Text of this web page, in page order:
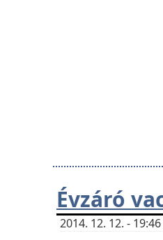
Évzáró
2014. 12. 12. -